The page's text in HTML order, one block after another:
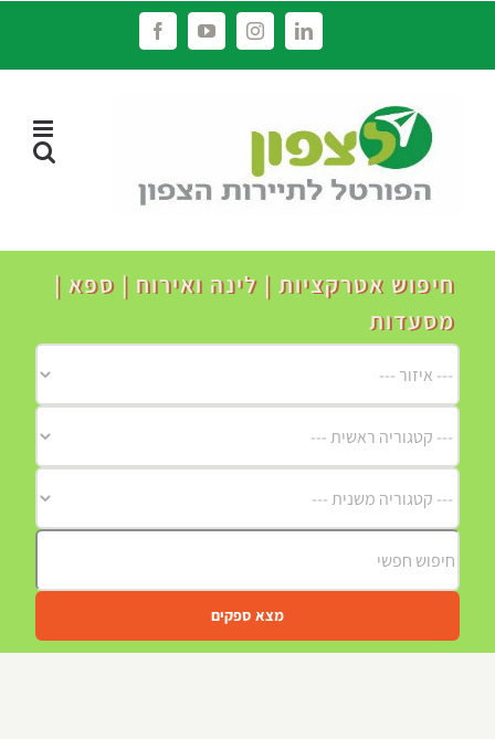
LinkedIn
Instagram
YouTube
Facebook
חיפוש אטרקציות | לינה ואירוח | ספא |
מסעדות
מצא ספקים